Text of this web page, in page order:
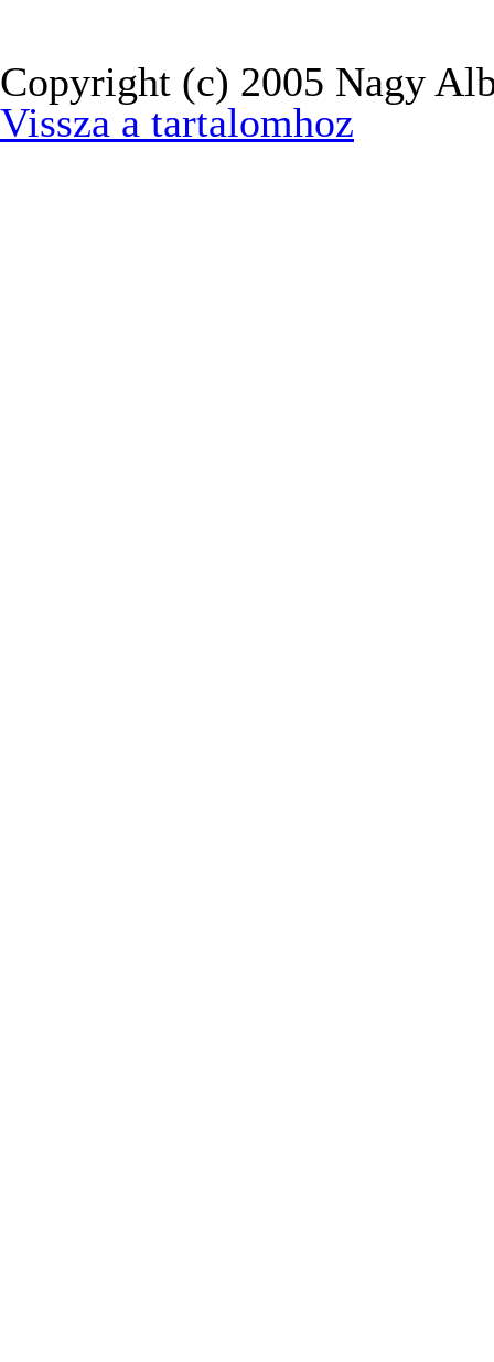
Copyright (c) 2005 Nagy
Vissza a tartalomhoz